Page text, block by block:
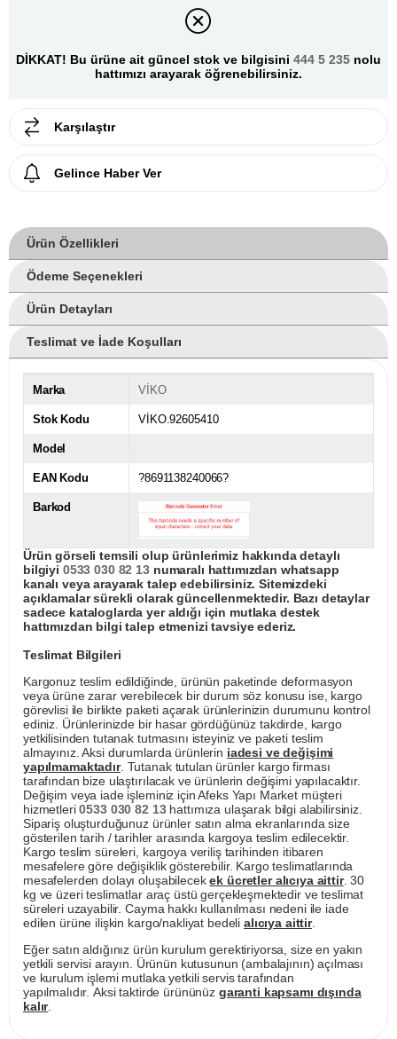
DİKKAT! Bu ürüne ait güncel stok ve bilgisini 444 5 235 nolu
hattımızı arayarak öğrenebilirsiniz.
Karşılaştır
Gelince Haber Ver
Ürün Özellikleri
Ödeme Seçenekleri
Ürün Detayları
Teslimat ve İade Koşulları
Marka VİKO
Stok Kodu VİKO.92605410
Model
EAN Kodu ?8691138240066?
Barkod
Ürün görseli temsili olup ürünlerimiz hakkında detaylı
bilgiyi 0533 030 82 13numaralı hattımızdan whatsapp
kanalı veya arayarak talep edebilirsiniz. Sitemizdeki
açıklamalar sürekli olarak güncellenmektedir. Bazı detaylar
sadece kataloglarda yer aldığı için mutlaka destek
hattımızdan bilgi talep etmenizi tavsiye ederiz.
Teslimat Bilgileri
Kargonuz teslim edildiğinde, ürünün paketinde deformasyon
veya ürüne zarar verebilecek bir durum söz konusu ise, kargo
görevlisi ile birlikte paketi açarak ürünlerinizin durumunu kontrol
ediniz. Ürünlerinizde bir hasar gördüğünüz takdirde, kargo
yetkilisinden tutanak tutmasını isteyiniz ve paketi teslim
almayınız. Aksi durumlarda ürünlerin iadesi ve değişimi
yapılmamaktadır. Tutanak tutulan ürünler kargo firması
tarafından bize ulaştırılacak ve ürünlerin değişimi yapılacaktır.
Değişim veya iade işleminiz için Afeks Yapı Market müşteri
hizmetleri0533 030 82 13hattımıza ulaşarak bilgi alabilirsiniz.
Sipariş oluşturduğunuz ürünler satın alma ekranlarında size
gösterilen tarih / tarihler arasında kargoya teslim edilecektir.
Kargo teslim süreleri, kargoya veriliş tarihinden itibaren
mesafelere göre değişiklik gösterebilir. Kargo teslimatlarında
mesafelerden dolayı oluşabilecekek ücretler alıcıya aittir. 30
kg ve üzeri teslimatlar araç üstü gerçekleşmektedir ve teslimat
süreleri uzayabilir. Cayma hakkı kullanılması nedeni ile iade
edilen ürüne ilişkin kargo/nakliyat bedeli alıcıya aittir.
Eğer satın aldığınız ürün kurulum gerektiriyorsa, size en yakın
yetkili servisi arayın. Ürünün kutusunun (ambalajının) açılması
ve kurulum işlemi mutlaka yetkili servis tarafından
yapılmalıdır. Aksi taktirde ürününüz garanti kapsamı dışında
kalır.